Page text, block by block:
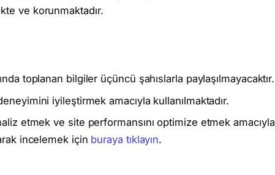
ve korunmaktadır.
toplanan bilgiler üçüncü şahıslarla paylaşılmayacaktır.
iyileştirmek amacıyla kullanılmaktadır.
etmek ve site performansını optimize etmek amacıyla
incelemek için buraya tıklayın.